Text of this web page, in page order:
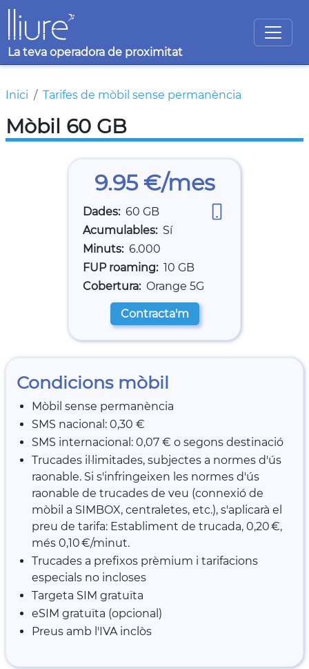
Vés al contingut
La teva operadora de proximitat
Fil d'ariadna
Inici Tarifes de mòbil sense permanència
Mòbil 60 GB
9.95 €/mes
Dades 60 GB
Acumulables
Sí
Minuts 6.000
FUP roaming
10 GB
Cobertura Orange 5G
Contracta'm
Condicions mòbil
Mòbil sense permanència
SMS nacional: 0,30 €
SMS internacional: 0,07 € o segons destinació
Trucades il·limitades, subjectes a normes d'ús
raonable. Si s'infringeixen les normes d'ús
raonable de trucades de veu (connexió de
mòbil a SIMBOX, centraletes, etc.), s'aplicarà el
preu de tarifa: Establiment de trucada, 0,20 €,
més 0,10 €/minut.
Trucades a prefixos prèmium i tarifacions
especials no incloses
Targeta SIM gratuïta
eSIM gratuïta (opcional)
Preus amb l'IVA inclòs